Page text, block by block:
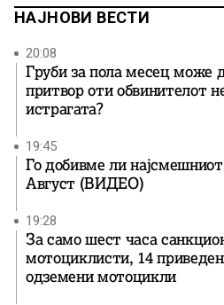
НАЈНОВИ ВЕСТИ
20:08
Груби за пола месец може
притвор оти обвинителот
истрагата?
19:45
Го добивме ли
Август (ВИДЕО)
19:28
За само шест часа
мотоциклисти, 14
одземени мотоцикли